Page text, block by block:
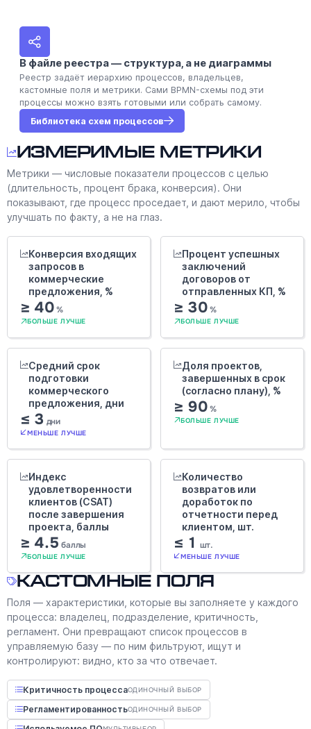
В файле реестра — структура, а не диаграммы
Реестр задаёт иерархию процессов, владельцев,
кастомные поля и метрики. Сами BPMN-схемы под эти
процессы можно взять готовыми или собрать самому.
Библиотека схем процессов
Измеримые метрики
Метрики — числовые показатели процессов с целью
(длительность, процент брака, конверсия). Они
показывают, где процесс проседает, и дают мерило, чтобы
улучшать по факту, а не на глаз.
Конверсия входящих
запросов в
коммерческие
предложения, %
≥ 40%
БОЛЬШЕ ЛУЧШЕ
Процент успешных
заключений
договоров от
отправленных КП, %
≥ 30%
БОЛЬШЕ ЛУЧШЕ
Средний срок
подготовки
коммерческого
предложения, дни
≤ 3 дни
МЕНЬШЕ ЛУЧШЕ
Доля проектов,
завершенных в срок
(согласно плану), %
≥ 90%
БОЛЬШЕ ЛУЧШЕ
Индекс
удовлетворенности
клиентов (CSAT)
после завершения
проекта, баллы
≥ 4.5 баллы
БОЛЬШЕ ЛУЧШЕ
Количество
возвратов или
доработок по
отчетности перед
клиентом, шт.
≤ 1 шт.
МЕНЬШЕ ЛУЧШЕ
Кастомные поля
Поля — характеристики, которые вы заполняете у каждого
процесса: владелец, подразделение, критичность,
регламент. Они превращают список процессов в
управляемую базу — по ним фильтруют, ищут и
контролируют: видно, кто за что отвечает.
Критичность процессаОДИНОЧНЫЙ ВЫБОР
РегламентированностьОДИНОЧНЫЙ ВЫБОР